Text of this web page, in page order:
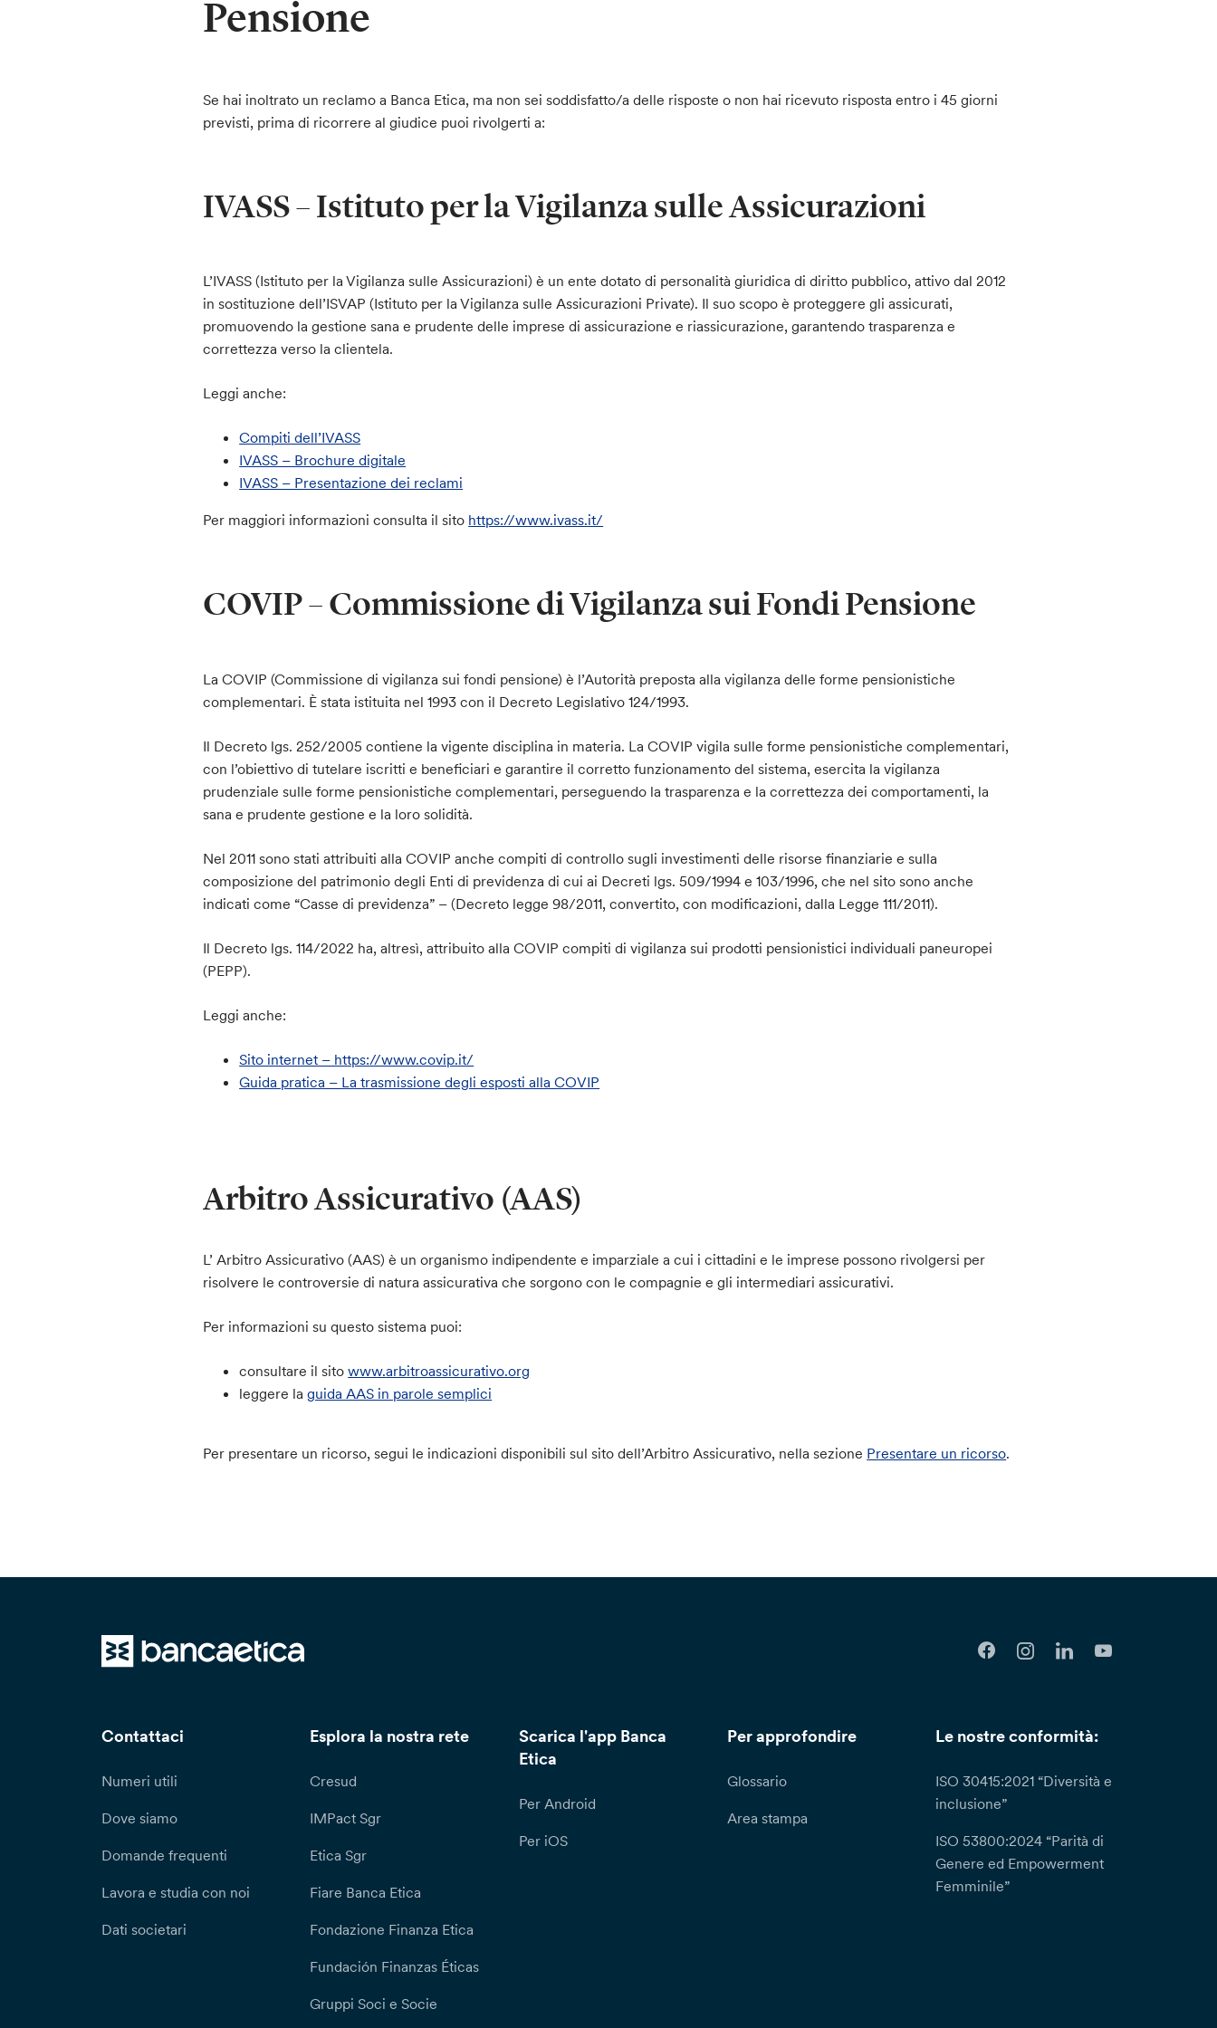
Pensione
Se hai inoltrato un reclamo a Banca Etica, ma non sei soddisfatto/a delle risposte o non hai ricevuto risposta entro i 45 giorni
previsti, prima di ricorrere al giudice puoi rivolgerti a:
IVASS – Istituto per la Vigilanza sulle Assicurazioni
L’IVASS (Istituto per la Vigilanza sulle Assicurazioni) è un ente dotato di personalità giuridica di diritto pubblico, attivo dal 2012
in sostituzione dell’ISVAP (Istituto per la Vigilanza sulle Assicurazioni Private). Il suo scopo è proteggere gli assicurati,
promuovendo la gestione sana e prudente delle imprese di assicurazione e riassicurazione, garantendo trasparenza e
correttezza verso la clientela.
Leggi anche:
Compiti dell’IVASS
IVASS – Brochure digitale
IVASS – Presentazione dei reclami
Per maggiori informazioni consulta il sito https://www.ivass.it/
COVIP – Commissione di Vigilanza sui Fondi Pensione
La COVIP (Commissione di vigilanza sui fondi pensione) è l’Autorità preposta alla vigilanza delle forme pensionistiche
complementari. È stata istituita nel 1993 con il Decreto Legislativo 124/1993.
Il Decreto lgs. 252/2005 contiene la vigente disciplina in materia. La COVIP vigila sulle forme pensionistiche complementari,
con l’obiettivo di tutelare iscritti e beneficiari e garantire il corretto funzionamento del sistema, esercita la vigilanza
prudenziale sulle forme pensionistiche complementari, perseguendo la trasparenza e la correttezza dei comportamenti, la
sana e prudente gestione e la loro solidità.
Nel 2011 sono stati attribuiti alla COVIP anche compiti di controllo sugli investimenti delle risorse finanziarie e sulla
composizione del patrimonio degli Enti di previdenza di cui ai Decreti lgs. 509/1994 e 103/1996, che nel sito sono anche
indicati come “Casse di previdenza” – (Decreto legge 98/2011, convertito, con modificazioni, dalla Legge 111/2011).
Il Decreto lgs. 114/2022 ha, altresì, attribuito alla COVIP compiti di vigilanza sui prodotti pensionistici individuali paneuropei
(PEPP).
Leggi anche:
Sito internet – https://www.covip.it/
Guida pratica – La trasmissione degli esposti alla COVIP
Arbitro Assicurativo (AAS)
L’ Arbitro Assicurativo (AAS) è un organismo indipendente e imparziale a cui i cittadini e le imprese possono rivolgersi per
risolvere le controversie di natura assicurativa che sorgono con le compagnie e gli intermediari assicurativi.
Per informazioni su questo sistema puoi:
consultare il sitowww.arbitroassicurativo.org
leggere laguida AAS in parole semplici
Per presentare un ricorso, segui le indicazioni disponibili sul sito dell’Arbitro Assicurativo, nella sezione Presentare un ricorso.
Contattaci
Numeri utili
Dove siamo
Domande frequenti
Lavora e studia con noi
Dati societari
Esplora la nostra rete
Cresud
IMPact Sgr
Etica Sgr
Fiare Banca Etica
Fondazione Finanza Etica
Fundación Finanzas Éticas
Gruppi Soci e Socie
Scarica l'app Banca
Etica
Per Android
Per iOS
Per approfondire
Glossario
Area stampa
Le nostre conformità:
ISO 30415:2021 “Diversità e
inclusione”
ISO 53800:2024 “Parità di
Genere ed Empowerment
Femminile”